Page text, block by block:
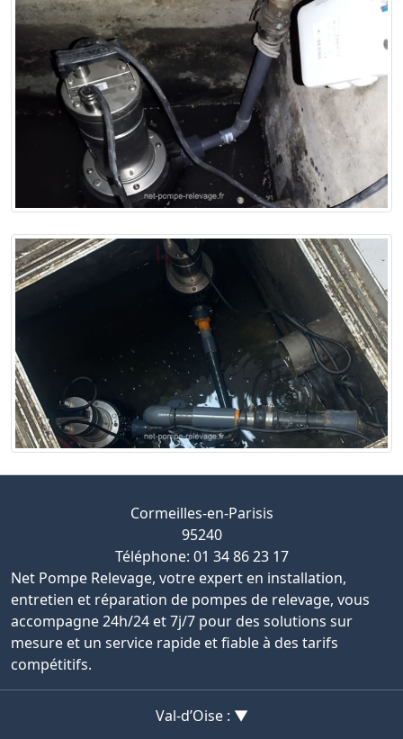
Cormeilles-en-Parisis
95240
Téléphone: 01 34 86 23 17
Net Pompe Relevage, votre expert en installation,
entretien et réparation de pompes de relevage, vous
accompagne 24h/24 et 7j/7 pour des solutions sur
mesure et un service rapide et fiable à des tarifs
compétitifs.
Val-d’Oise : ▼